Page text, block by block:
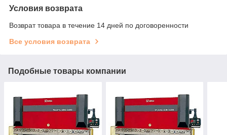
Условия возврата
Возврат товара в течение 14 дней по договоренности
Все условия возврата
Подобные товары компании